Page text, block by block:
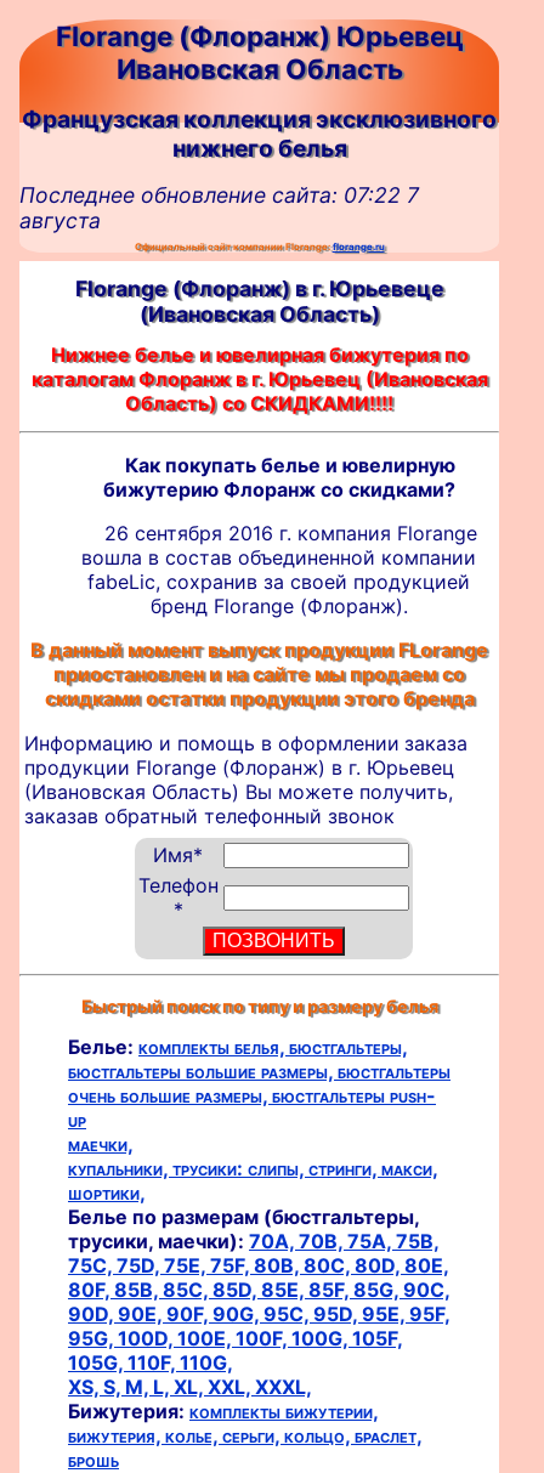
Florange (Флоранж) Юрьевец
Ивановская Область
Французская коллекция эксклюзивного
нижнего белья
Последнее обновление сайта: 07:22 7
августа
Официальный сайт компании Florange:florange.ru
Florange (Флоранж) в г. Юрьевецe
(Ивановская Область)
Нижнее белье и ювелирная бижутерия по
каталогам Флоранж в г. Юрьевец (Ивановская
Область) со СКИДКАМИ!!!!
Как покупать белье и ювелирную
бижутерию Флоранж со скидками?
26 сентября 2016 г. компания Florange
вошла в состав объединенной компании
fabeLic, сохранив за своей продукцией
бренд Florange (Флоранж).
В данный момент выпуск продукции FLorange
приостановлен и на сайте мы продаем со
скидками остатки продукции этого бренда
Информацию и помощь в оформлении заказа
продукции Florange (Флоранж) в г. Юрьевец
(Ивановская Область) Вы можете получить,
заказав обратный телефонный звонок
Имя*
Телефон
*
Быстрый поиск по типу и размеру белья
Белье: комплекты белья, бюстгальтеры,
бюстгальтеры большие размеры, бюстгальтеры
очень большие размеры, бюстгальтеры push-
up
маечки,
купальники, трусики: слипы, стринги, макси,
шортики,
Белье по размерам (бюстгальтеры,
трусики, маечки): 70A, 70B, 75A, 75B,
75C, 75D, 75E, 75F, 80B, 80C, 80D, 80E,
80F, 85B, 85C, 85D, 85E, 85F, 85G, 90C,
90D, 90E, 90F, 90G, 95C, 95D, 95E, 95F,
95G, 100D, 100E, 100F, 100G, 105F,
105G, 110F, 110G,
XS, S, M, L, XL, XXL, XXXL,
Бижутерия: комплекты бижутерии,
бижутерия, колье, серьги, кольцо, браслет,
брошь